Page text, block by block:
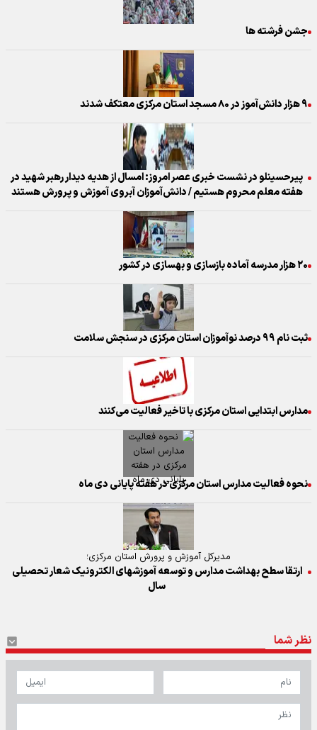
جشن فرشته ها
۹ هزار دانش‌آموز در ۸۰ مسجد استان مرکزی معتکف شدند
پیرحسینلو در نشست خبری عصر امروز: امسال از هدیه دیدار رهبر شهید در
هفته معلم محروم هستیم / دانش‌آموزان آبروی آموزش و پرورش هستند
۲۰ هزار مدرسه آماده بازسازی و بهسازی در کشور
ثبت نام ۹۹ درصد نوآموزان استان مرکزی در سنجش سلامت
مدارس ابتدایی استان مرکزی با تاخیر فعالیت می‌کنند
نحوه فعالیت مدارس استان مرکزی در هفته پایانی دی ماه
مدیرکل آموزش و پرورش استان مرکزی؛
ارتقا سطح بهداشت مدارس و توسعه آموزشهای الکترونیک شعار تحصیلی
سال
نظر شما